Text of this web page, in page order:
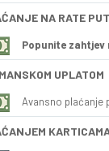
NA RATE
Popunite zahtjev
UPLATOM
Avansno plaćanje